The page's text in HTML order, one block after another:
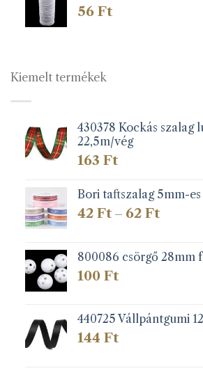
56 Ft
Kiemelt termékek
430378 Kockás szalag
22,5m/vég
163 Ft
Bori taftszalag 5mm-
42 Ft – 62 Ft
62 Ft
800086 csörgő 28mm
100 Ft
440725 Vállpántgumi
144 Ft